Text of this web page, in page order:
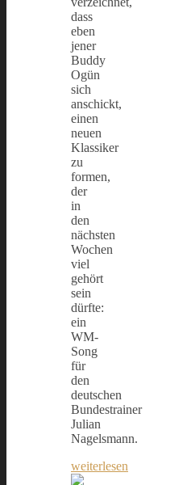
dass
eben
jener
Buddy
Ogün
sich
anschickt,
einen
neuen
Klassiker
zu
formen,
der
in
den
nächsten
Wochen
viel
gehört
sein
dürfte:
ein
WM-
Song
für
den
deutschen
Bundestrainer
Julian
Nagelsmann.
weiterlesen